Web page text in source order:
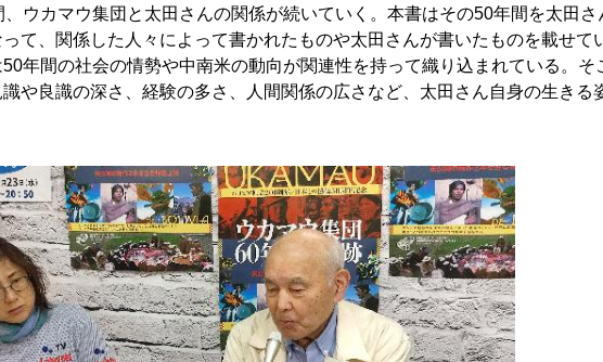
、ウカマウ集団と太田さんの関係が続いていく。本書はその50年間を太田さ
て、関係した人々によって書かれたものや太田さんが書いたものを載せて
年間の社会の情勢や中南米の動向が関連性を持って織り込まれている。そ
や良識の深さ、経験の多さ、人間関係の広さなど、太田さん自身の生きる